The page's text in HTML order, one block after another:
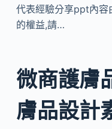
代表經驗分享ppt內容
的權益,請…
微商護膚
膚品設計